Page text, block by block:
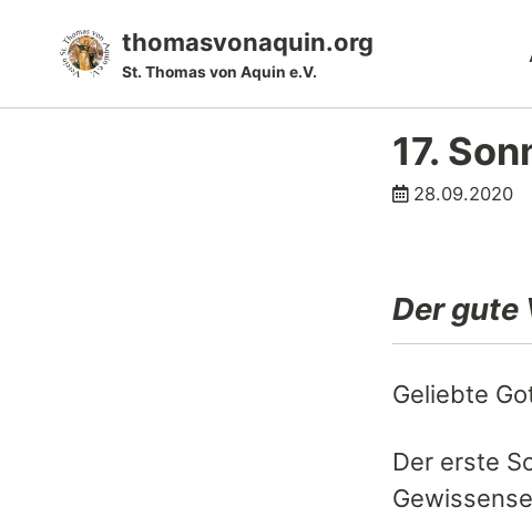
thomasvonaquin.org
St. Thomas von Aquin e.V.
17.
28.09.2020
Der gute
Geliebte
Der erste